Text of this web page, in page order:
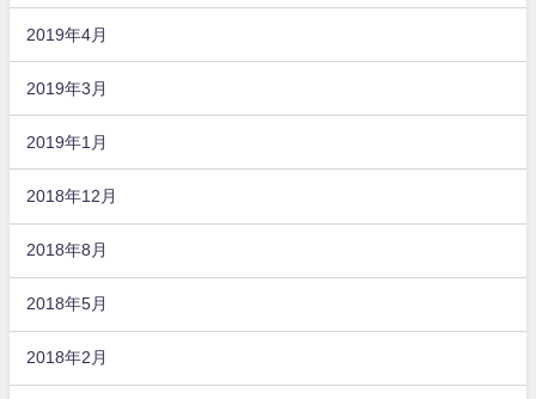
2019年4月
2019年3月
2019年1月
2018年12月
2018年8月
2018年5月
2018年2月